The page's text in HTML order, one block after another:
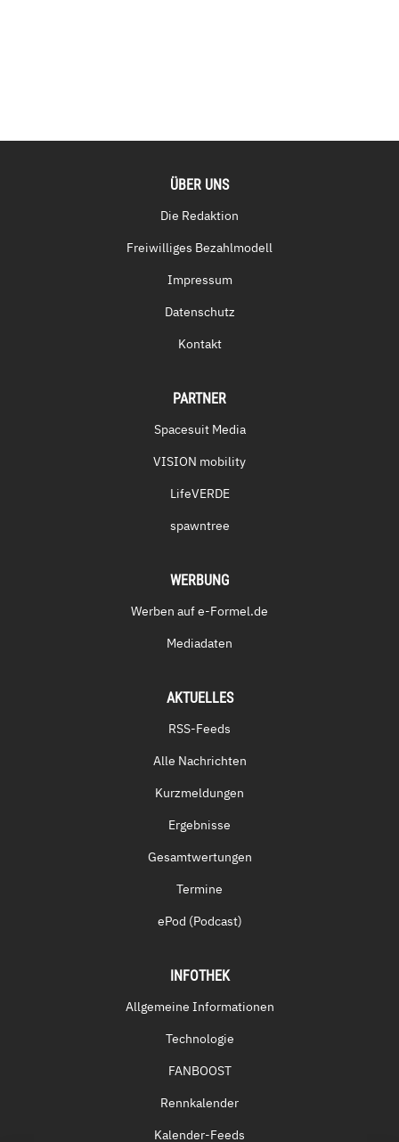
ÜBER UNS
Die Redaktion
Freiwilliges Bezahlmodell
Impressum
Datenschutz
Kontakt
PARTNER
Spacesuit Media
VISION mobility
LifeVERDE
spawntree
WERBUNG
Werben auf e-Formel.de
Mediadaten
AKTUELLES
RSS-Feeds
Alle Nachrichten
Kurzmeldungen
Ergebnisse
Gesamtwertungen
Termine
ePod (Podcast)
INFOTHEK
Allgemeine Informationen
Technologie
FANBOOST
Rennkalender
Kalender-Feeds